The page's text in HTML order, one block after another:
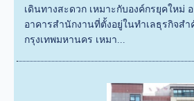
เดินทางสะดวก เหมาะกับองค์กรยุคใหม่
อาคารสำนักงานที่ตั้งอยู่ในทำเลธุรกิจส
กรุงเทพมหานคร เหมา...